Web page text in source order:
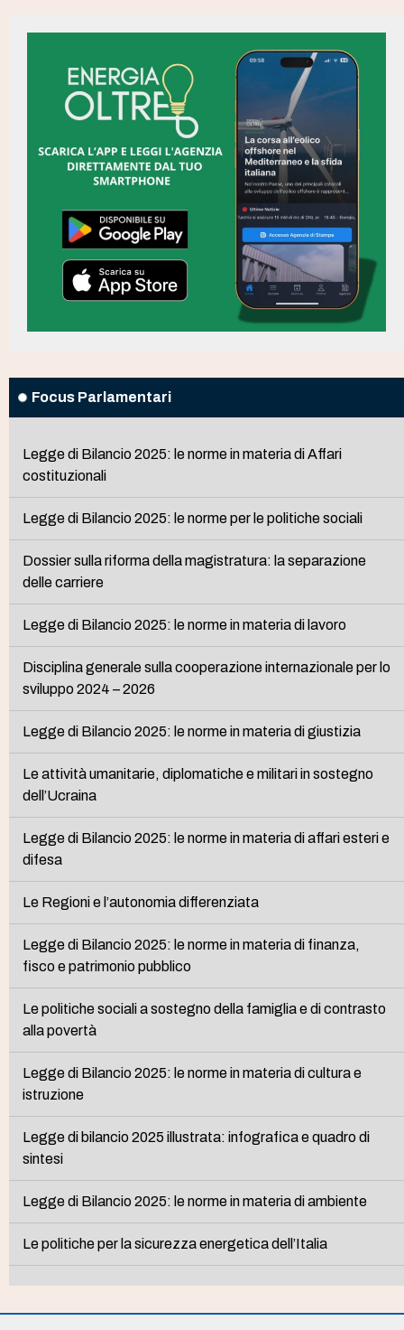
Focus Parlamentari
Legge di Bilancio 2025: le norme in materia di Affari
costituzionali
Legge di Bilancio 2025: le norme per le politiche sociali
Dossier sulla riforma della magistratura: la separazione
delle carriere
Legge di Bilancio 2025: le norme in materia di lavoro
Disciplina generale sulla cooperazione internazionale per lo
sviluppo 2024 – 2026
Legge di Bilancio 2025: le norme in materia di giustizia
Le attività umanitarie, diplomatiche e militari in sostegno
dell’Ucraina
Legge di Bilancio 2025: le norme in materia di affari esteri e
difesa
Le Regioni e l’autonomia differenziata
Legge di Bilancio 2025: le norme in materia di finanza,
fisco e patrimonio pubblico
Le politiche sociali a sostegno della famiglia e di contrasto
alla povertà
Legge di Bilancio 2025: le norme in materia di cultura e
istruzione
Legge di bilancio 2025 illustrata: infografica e quadro di
sintesi
Legge di Bilancio 2025: le norme in materia di ambiente
Le politiche per la sicurezza energetica dell’Italia